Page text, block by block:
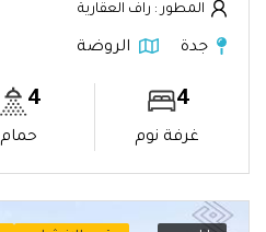
المطور : راف العقارية
جدة الروضة
4
غرفة نوم
4
حمام